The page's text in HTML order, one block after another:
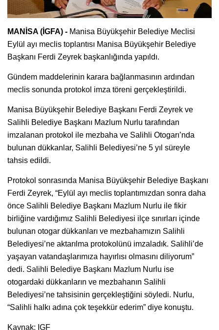
MANİSA (İGFA) - Manisa Büyükşehir Belediye Meclisi
Eylül ayı meclis toplantısı Manisa Büyükşehir Belediye
Başkanı Ferdi Zeyrek başkanlığında yapıldı.
Gündem maddelerinin karara bağlanmasının ardından
meclis sonunda protokol imza töreni gerçekleştirildi.
Manisa Büyükşehir Belediye Başkanı Ferdi Zeyrek ve
Salihli Belediye Başkanı Mazlum Nurlu tarafından
imzalanan protokol ile mezbaha ve Salihli Otogarı’nda
bulunan dükkanlar, Salihli Belediyesi’ne 5 yıl süreyle
tahsis edildi.
Protokol sonrasında Manisa Büyükşehir Belediye Başkanı
Ferdi Zeyrek, “Eylül ayı meclis toplantımızdan sonra daha
önce Salihli Belediye Başkanı Mazlum Nurlu ile fikir
birliğine vardığımız Salihli Belediyesi ilçe sınırları içinde
bulunan otogar dükkanları ve mezbahamızın Salihli
Belediyesi’ne aktarılma protokolünü imzaladık. Salihli’de
yaşayan vatandaşlarımıza hayırlısı olmasını diliyorum”
dedi. Salihli Belediye Başkanı Mazlum Nurlu ise
otogardaki dükkanların ve mezbahanın Salihli
Belediyesi’ne tahsisinin gerçekleştiğini söyledi. Nurlu,
“Salihli halkı adına çok teşekkür ederim” diye konuştu.
Kaynak: IGF